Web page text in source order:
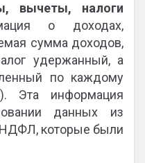
вычеты, налоги
о доходах,
сумма доходов,
удержанный, а
по каждому
Эта информация
данных из
НДФЛ, которые были